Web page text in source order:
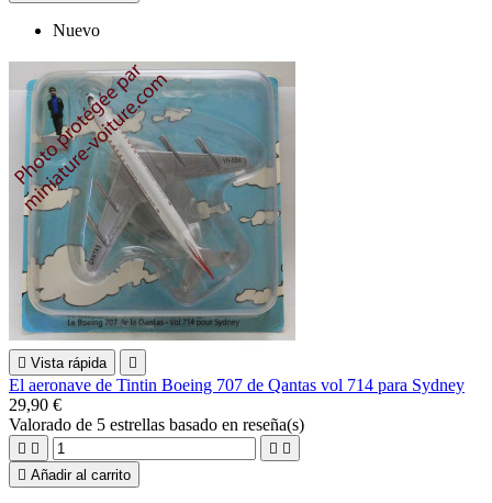
Nuevo
 Vista rápida 
El aeronave de Tintin Boeing 707 de Qantas vol 714 para Sydney
29,90 €
Valorado de 5 estrellas basado en reseña(s)
   
 Añadir al carrito